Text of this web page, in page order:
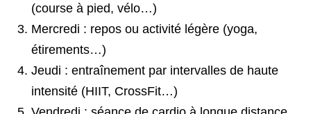
(course à pied, vélo…)
Mercredi : repos ou activité légère (yoga,
étirements…)
Jeudi : entraînement par intervalles de haute
intensité (HIIT, CrossFit…)